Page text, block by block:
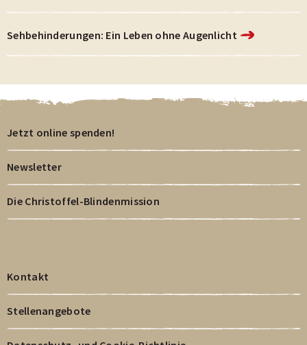
Sehbehinderungen: Ein Leben ohne Augenlicht
Jetzt online spenden!
Newsletter
Die Christoffel-Blindenmission
Kontakt
Stellenangebote